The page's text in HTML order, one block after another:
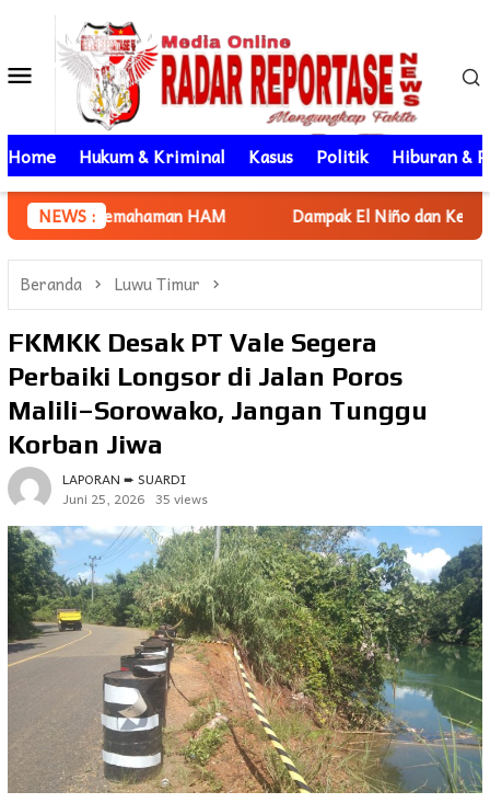
kontenMenu
Mobile
Home Hukum & Kriminal Kasus Politik Hiburan &
NEWS :
HAM Dampak El Niño dan Kemarau Panjang,
Beranda Luwu Timur
FKMKK Desak PT Vale Segera
Perbaiki Longsor di Jalan Poros
Malili–Sorowako, Jangan Tunggu
Korban Jiwa
LAPORAN ➨ SUARDI
Juni 25, 2026 35 views